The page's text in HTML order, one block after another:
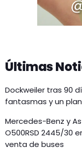
Últimas
Dockweiler tras 90
fantasmas y un
Mercedes-Benz y
O500RSD 2445/30
venta de buses